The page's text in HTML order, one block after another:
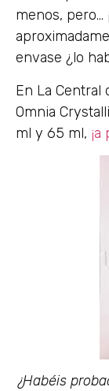
menos, pero…
envase ¿lo
En La
Omnia
ml y 65 ml,
¿Habéis